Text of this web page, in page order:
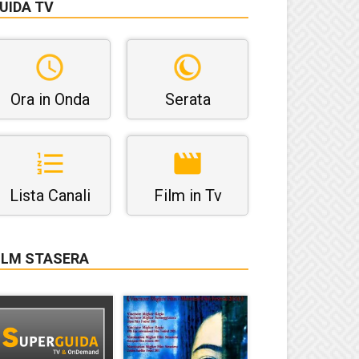
TV
Ora in Onda Serata
Lista Canali Film in Tv
STASERA